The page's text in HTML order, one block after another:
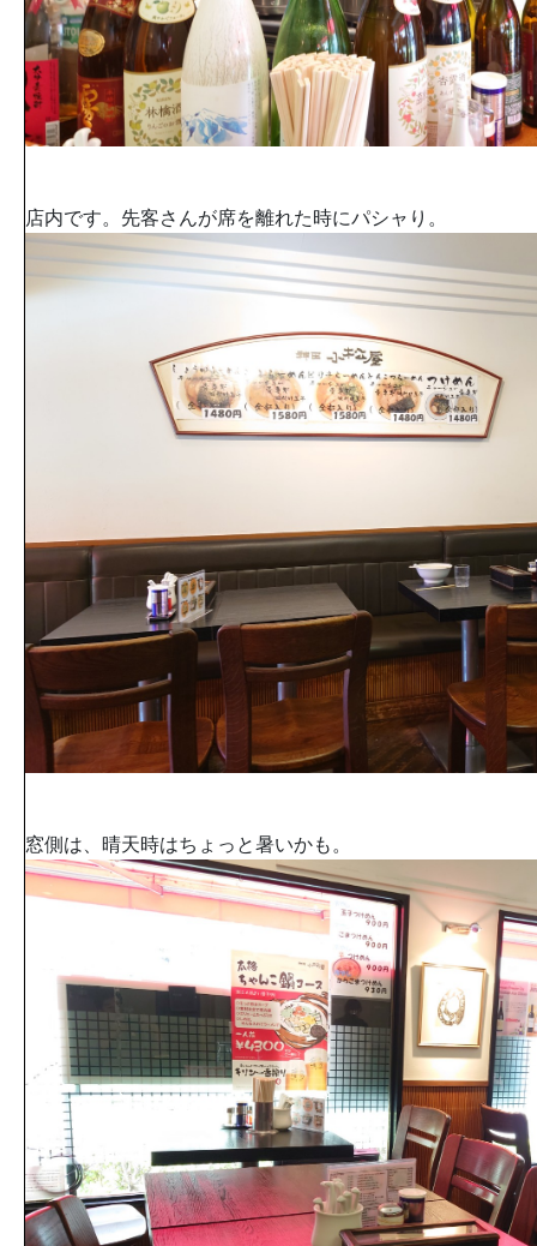
店内です。先客さんが席を離れた時にパシャり。
窓側は、晴天時はちょっと暑いかも。